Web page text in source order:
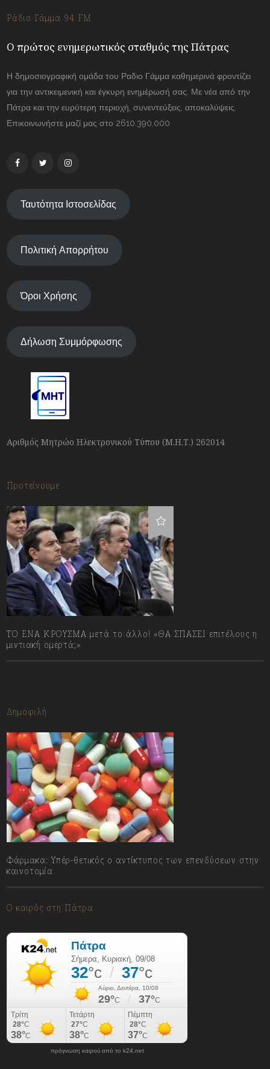
Ράδιο Γάμμα 94 FM
Ο πρώτος ενημερωτικός σταθμός της Πάτρας
Η δημοσιογραφική ομάδα του Ραδιο Γάμμα καθημερινά φροντίζει
για την αντικειμενική και έγκυρη ενημέρωσή σας. Με νέα από την
Πάτρα και την ευρύτερη περιοχή, συνεντεύξεις, αποκαλύψεις.
Επικοινωνήστε μαζί μας στο 2610.390.000
Ταυτότητα Ιστοσελίδας
Πολιτική Απορρήτου
Όροι Χρήσης
Δήλωση Συμμόρφωσης
Αριθμός Μητρώο Ηλεκτρονικού Τύπου (Μ.Η.Τ.) 262014
Προτείνουμε
ΤΟ ΕΝΑ ΚΡΟΥΣΜΑ μετά το άλλο! «ΘΑ ΣΠΑΣΕΙ επιτέλους η
μιντιακή ομερτά;»
Δημοφιλή
Φάρμακα: Υπέρ-θετικός ο αντίκτυπος των επενδύσεων στην
καινοτομία
Ο καιρός στη Πάτρα
πρόγνωση καιρού από το k24.net